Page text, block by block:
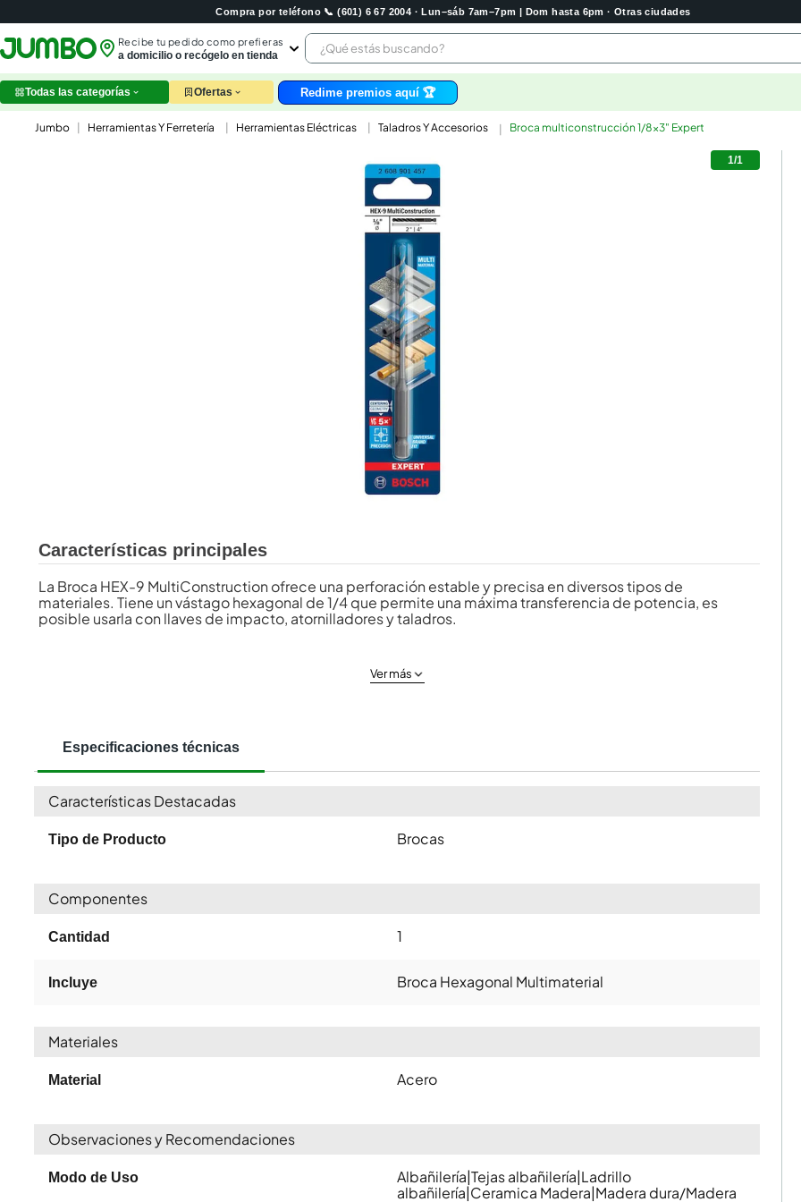
Compra por teléfono 📞 (601) 6 67 2004 · Lun–sáb 7am–7pm | Dom hasta 6pm · Otras ciudades
Recibe tu pedido como prefieras
a domicilio o recógelo en tienda
¿Qué estás buscando?
leche
huevos
papel higienico
nutribela
galletas
aceite
queso
pollo
carne
Todas las categorías Ofertas Redime premios aquí 🏆
Herramientas Y Ferretería Herramientas Eléctricas Taladros Y Accesorios Broca multiconstrucción 1/8x3" Expert
1/1
Características principales
La Broca HEX-9 MultiConstruction ofrece una perforación estable y precisa en diversos tipos de
materiales. Tiene un vástago hexagonal de 1/4 que permite una máxima transferencia de potencia, es
posible usarla con llaves de impacto, atornilladores y taladros.
Ver más
Especificaciones técnicas
Características Destacadas
Tipo de Producto Brocas
Componentes
Cantidad 1
Incluye Broca Hexagonal Multimaterial
Materiales
Material Acero
Observaciones y Recomendaciones
Modo de Uso
Albañilería|Tejas albañilería|Ladrillo
albañilería|Ceramica Madera|Madera dura/Madera